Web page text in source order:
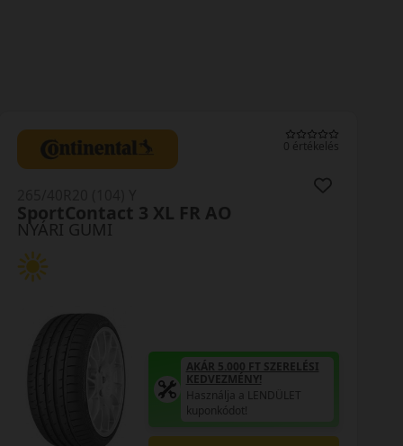
0 értékelés
NYÁRI GUMI
SportContact 3 XL FR AO
AKÁR 5.000 FT SZERELÉSI
KEDVEZMÉNY!
Használja a LENDÜLET
kuponkódot!